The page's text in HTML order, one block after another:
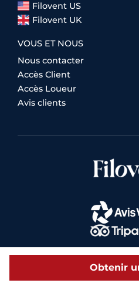
Obtenir
Filovent US
Filovent UK
VOUS ET NOUS
Nous contacter
Accès Client
Accès Loueur
Avis clients
© 2026